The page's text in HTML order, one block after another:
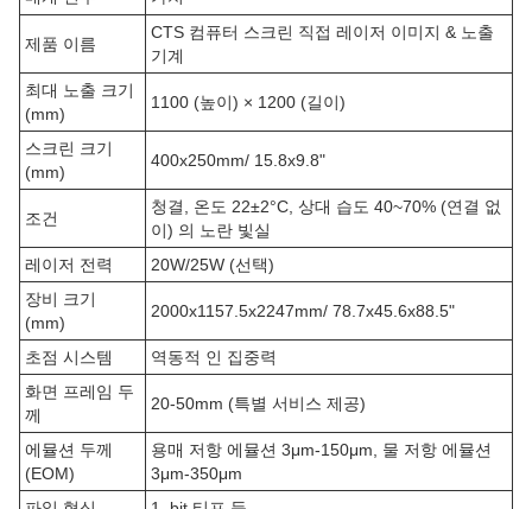
제품 이름
CTS 컴퓨터 스크린 직접 레이저 이미지 & 노출
기계
최대 노출 크기
(mm)
1100 (높이) × 1200 (길이)
스크린 크기
(mm)
400x250mm/ 15.8x9.8"
조건
청결, 온도 22±2°C, 상대 습도 40~70% (연결 없
이) 의 노란 빛실
레이저 전력
20W/25W (선택)
장비 크기
(mm)
2000x1157.5x2247mm/ 78.7x45.6x88.5"
초점 시스템
역동적 인 집중력
화면 프레임 두
께
20-50mm (특별 서비스 제공)
에뮬션 두께
(EOM)
용매 저항 에뮬션 3μm-150μm, 물 저항 에뮬션
3μm-350μm